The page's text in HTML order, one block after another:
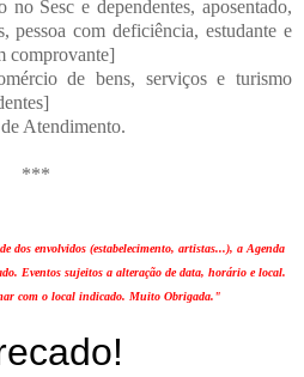
no Sesc e dependentes, aposentado,
pessoa com deficiência, estudante e
comprovante]
de bens, serviços e turismo
Atendimento.
***
dos envolvidos (estabelecimento, artistas...), a Agenda
Eventos sujeitos a alteração de data, horário e local.
com o local indicado. Muito Obrigada."